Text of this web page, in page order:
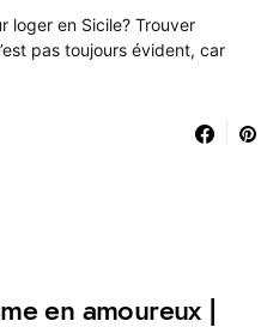
loger en Sicile? Trouver
pas toujours évident, car
en amoureux |